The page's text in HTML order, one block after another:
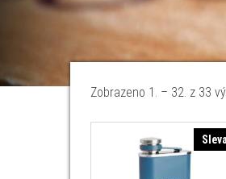
Zobrazeno 1. – 32. z 33